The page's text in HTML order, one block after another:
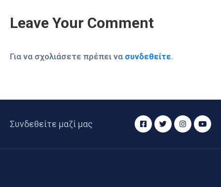
Leave Your Comment
Για να σχολιάσετε πρέπει να συνδεθείτε.
Συνδεθείτε μαζί μας